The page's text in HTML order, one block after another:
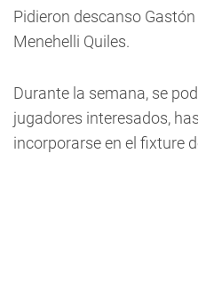
Pidieron descanso
Menehelli Quiles.
Durante la semana, se
jugadores interesados,
incorporarse en el fixture